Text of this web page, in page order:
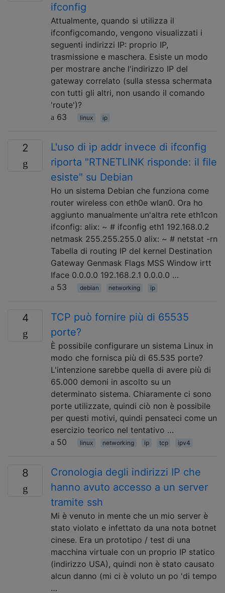
ifconfig
Attualmente, quando si utilizza il
ifconfigcomando, vengono visualizzati i
seguenti indirizzi IP: proprio IP,
trasmissione e maschera. Esiste un modo
per mostrare anche l'indirizzo IP del
gateway correlato (sulla stessa schermata
con tutti gli altri, non usando il comando
'route')?
63
linux ip
2
L'uso di ip addr invece di ifconfig
riporta "RTNETLINK risponde: il file
esiste" su Debian
Ho un sistema Debian che funziona come
router wireless con eth0e wlan0. Ora ho
aggiunto manualmente un'altra rete eth1con
ifconfig: alix: ~ # ifconfig eth1 192.168.0.2
netmask 255.255.255.0 alix: ~ # netstat -rn
Tabella di routing IP del kernel Destination
Gateway Genmask Flags MSS Window irtt
Iface 0.0.0.0 192.168.2.1 0.0.0.0 …
53
debian networking ip
4
TCP può fornire più di 65535
porte?
È possibile configurare un sistema Linux in
modo che fornisca più di 65.535 porte?
L'intenzione sarebbe quella di avere più di
65.000 demoni in ascolto su un
determinato sistema. Chiaramente ci sono
porte utilizzate, quindi ciò non è possibile
per questi motivi, quindi pensateci come un
esercizio teorico nel tentativo …
50
linux networking ip tcp ipv4
8
Cronologia degli indirizzi IP che
hanno avuto accesso a un server
tramite ssh
Mi è venuto in mente che un mio server è
stato violato e infettato da una nota botnet
cinese. Era un prototipo / test di una
macchina virtuale con un proprio IP statico
(indirizzo USA), quindi non è stato causato
alcun danno (mi ci è voluto un po 'di tempo
…